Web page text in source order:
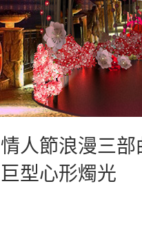
情人節浪漫三
巨型心形燭光